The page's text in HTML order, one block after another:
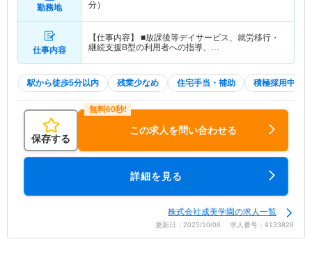
勤務地
分）
仕事内容
【仕事内容】 ■放課後等デイサービス、就労移行・
継続支援B型の利用者への指導、…
駅から徒歩5分以内 残業少なめ 住宅手当・補助 積極採用中
保存する
この求人を問い合わせる
詳細を見る
株式会社成美学園の求人一覧
更新日：2025/10/08 求人番号：9133828